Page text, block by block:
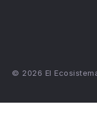
© 2026 El